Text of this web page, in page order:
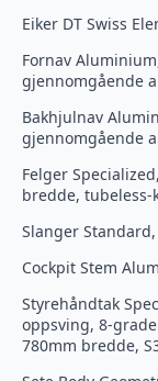
Eiker DT Swiss
Fornav
gjennomgående
Bakhjulnav
gjennomgående
Felger
bredde, tubeless-
Slanger
Cockpit Stem
Styrehåndtak
oppsving, 8-
780mm bredde,